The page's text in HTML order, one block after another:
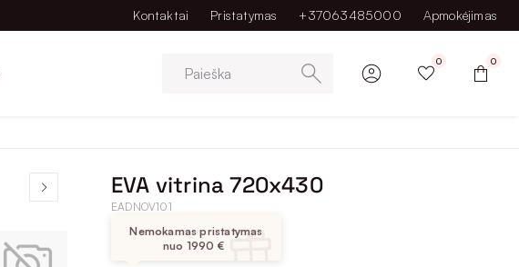
Kontaktai Pristatymas +37063485000 Apmokėjimas
Paieška
0 0
EVA vitrina 720x430
EADNOV101
Nemokamas pristatymas
nuo 1990 €